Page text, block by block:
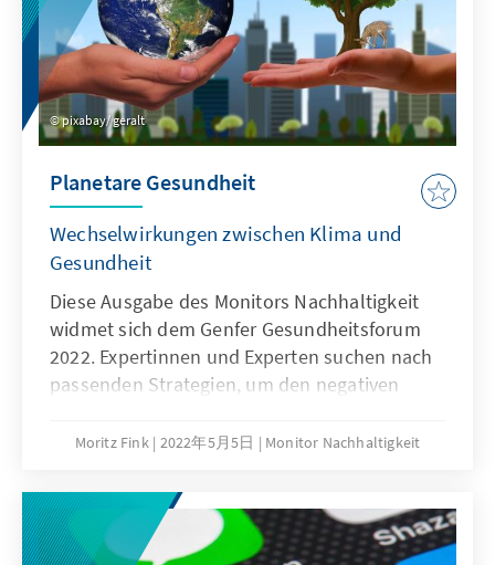
pixabay/ geralt
Planetare Gesundheit
Wechselwirkungen zwischen Klima und
Gesundheit
Diese Ausgabe des Monitors Nachhaltigkeit
widmet sich dem Genfer Gesundheitsforum
2022. Expertinnen und Experten suchen nach
passenden Strategien, um den negativen
menschliche Gesundheit entgegenzutreten.
19 Pandemic and Environmental Emergency:
Reinventing Global Health in times of Global
Changes".
Moritz Fink 2022年5月5日 Monitor Nachhaltigkeit